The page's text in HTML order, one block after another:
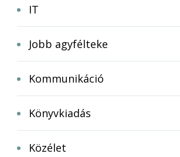
IT
Jobb agyfélteke
Kommunikáció
Könyvkiadás
Közélet